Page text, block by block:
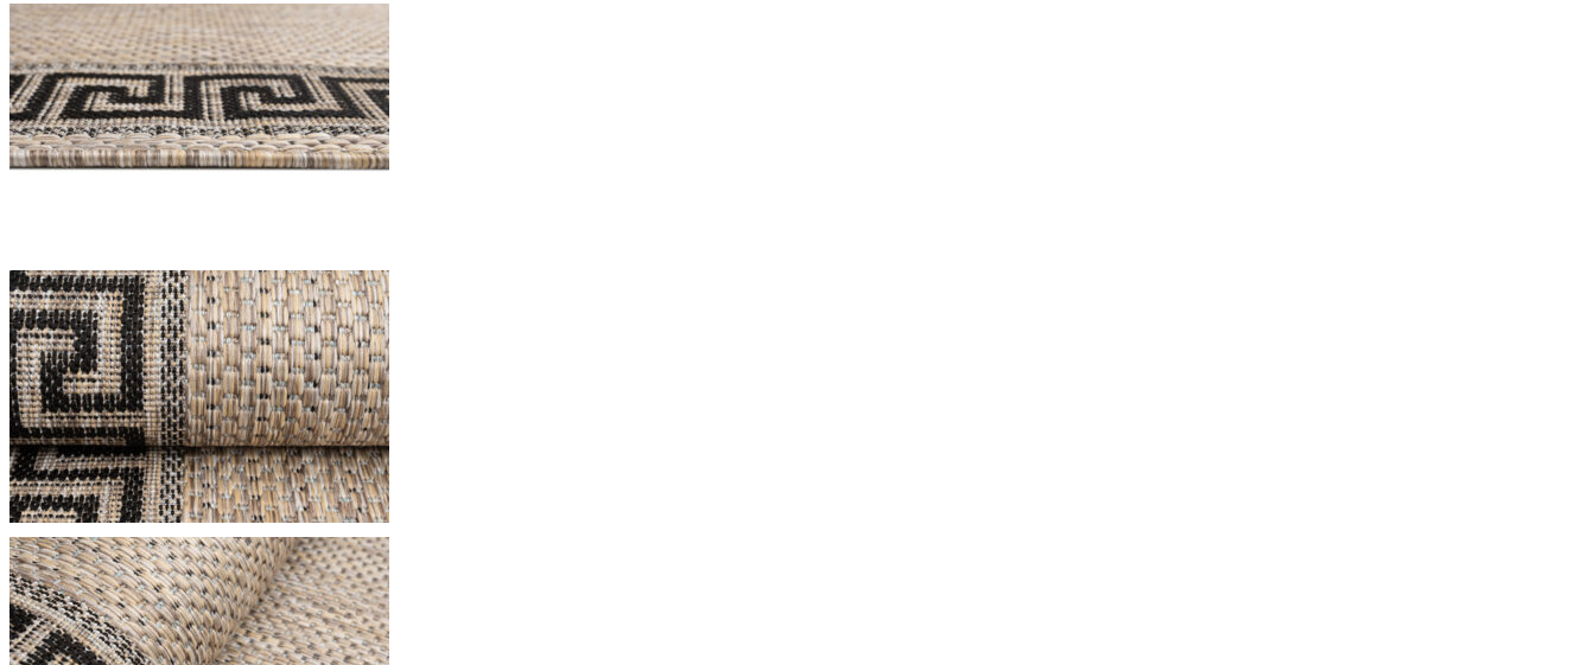
Wykorzystujemy pliki cookie do spersonalizowania treści i reklam, aby oferować funkcje społecznościowe i analizować ruch w naszej
witrynie. Informacje o tym, jak korzystasz z naszej witryny, udostępniamy partnerom społecznościowym, reklamowym i analitycznym.
Partnerzy mogą połączyć te informacje z innymi danymi otrzymanymi od Ciebie lub uzyskanymi podczas korzystania z ich usług.
Niezbędne pliki cookie mają kluczowe znaczenie dla podstawowych funkcji witryny i witryna nie będzie działać w zamierzony sposób bez
nich. Te pliki cookie nie przechowują żadnych danych umożliwiających identyfikację osoby.
Preferencje
Pliki cookie dotyczące preferencji umożliwiają stronie zapamiętanie informacji, które zmieniają wygląd lub funkcjonowanie strony, np.
preferowany język lub region, w którym znajduje się użytkownik.
Statystyka
Statystyczne pliki cookie pomagają właścicielom stron internetowych zrozumieć, w jaki sposób różni użytkownicy zachowują się na stronie,
gromadząc i zgłaszając anonimowe informacje.
Marketing
Marketingowe pliki cookie stosowane są w celu śledzenia użytkowników na stronach internetowych. Celem jest wyświetlanie reklam, które są
istotne i interesujące dla poszczególnych użytkowników i tym samym bardziej cenne dla wydawców i reklamodawców strony trzeciej.